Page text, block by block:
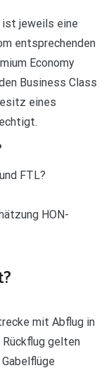
ist jeweils eine
entsprechenden
Economy
Business Class
eines
FTL?
HON-
mit Abflug in
Rückflug gelten